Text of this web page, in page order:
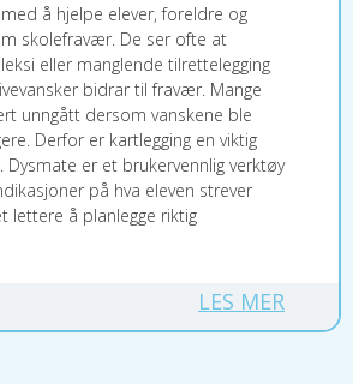
å hjelpe elever, foreldre og
skolefravær. De ser ofte at
eller manglende tilrettelegging
bidrar til fravær. Mange
unngått dersom vanskene ble
Derfor er kartlegging en viktig
Dysmate er et brukervennlig verktøy
på hva eleven strever
lettere å planlegge riktig
LES MER